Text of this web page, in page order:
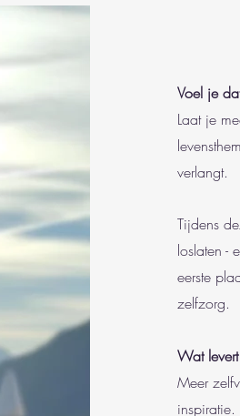
Voel je
Laat je
verlangt.
Tijdens
loslaten -
eerste
zelfzorg.
Wat
Meer
inspiratie.